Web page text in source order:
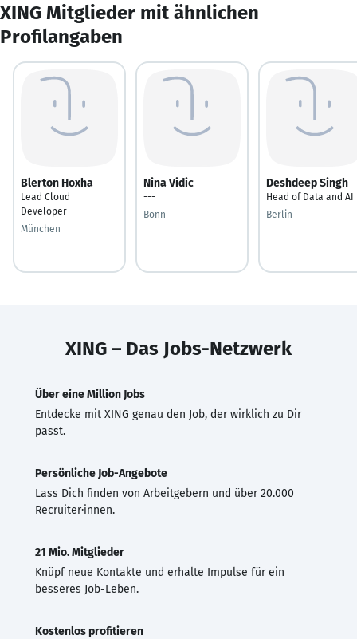
XING Mitglieder mit ähnlichen
Profilangaben
Blerton Hoxha
Lead Cloud
Developer
München
Nina Vidic
---
Bonn
Deshdeep Singh
Head of Data and AI
Berlin
XING – Das Jobs-Netzwerk
Über eine Million Jobs
Entdecke mit XING genau den Job, der wirklich zu Dir
passt.
Persönliche Job-Angebote
Lass Dich finden von Arbeitgebern und über 20.000
Recruiter·innen.
21 Mio. Mitglieder
Knüpf neue Kontakte und erhalte Impulse für ein
besseres Job-Leben.
Kostenlos profitieren